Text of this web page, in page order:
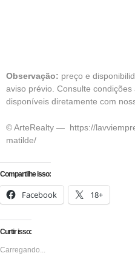
Observação: preço e
aviso prévio. Consulte
disponíveis diretamente com
© ArteRealty — https://
matilde/
Compartilhe isso:
Facebook 18+
Curtir isso:
Carregando...